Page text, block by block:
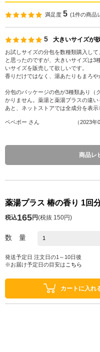
満足度 5 (1件の商品
5 大きいサイズが
お試しサイズの分包を数種類購入し
と思ったのですが、大きいサイズは3
いサイズを販売して欲しいです。
香りだけではなく、湯あたりもまろや
分包のパッケージの色が3種類あり（
かりません。薬湯と薬湯プラスの違い
あと、ネットストアでは全成分を表示
ベベポー さん （2023年
商品レ
薬湯プラス 椿の香り 1回
税込165円(税抜 150円)
数 量
発送予定日 注文日の1～10日後
※お届け予定日の目安は こちら
カートに入れ